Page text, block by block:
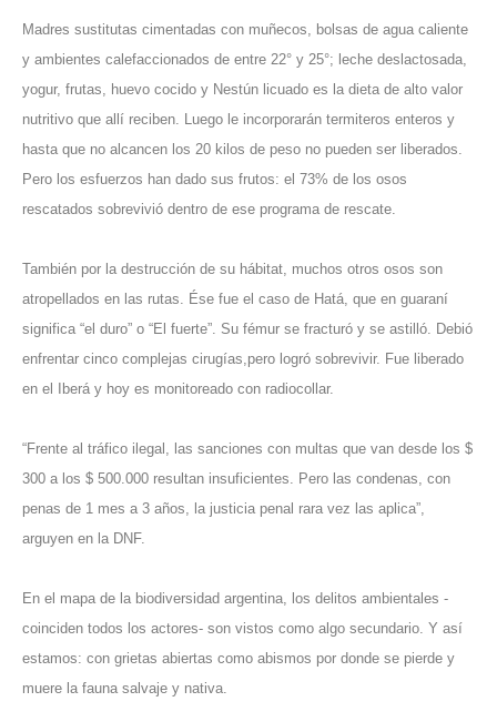
Madres sustitutas cimentadas con muñecos, bolsas de agua caliente
y ambientes calefaccionados de entre 22° y 25°; leche deslactosada,
yogur, frutas, huevo cocido y Nestún licuado es la dieta de alto valor
nutritivo que allí reciben. Luego le incorporarán termiteros enteros y
hasta que no alcancen los 20 kilos de peso no pueden ser liberados.
Pero los esfuerzos han dado sus frutos: el 73% de los osos
rescatados sobrevivió dentro de ese programa de rescate.
También por la destrucción de su hábitat, muchos otros osos son
atropellados en las rutas. Ése fue el caso de Hatá, que en guaraní
significa “el duro” o “El fuerte”. Su fémur se fracturó y se astilló. Debió
enfrentar cinco complejas cirugías,pero logró sobrevivir. Fue liberado
en el Iberá y hoy es monitoreado con radiocollar.
“Frente al tráfico ilegal, las sanciones con multas que van desde los $
300 a los $ 500.000 resultan insuficientes. Pero las condenas, con
penas de 1 mes a 3 años, la justicia penal rara vez las aplica”,
arguyen en la DNF.
En el mapa de la biodiversidad argentina, los delitos ambientales -
coinciden todos los actores- son vistos como algo secundario. Y así
estamos: con grietas abiertas como abismos por donde se pierde y
muere la fauna salvaje y nativa.